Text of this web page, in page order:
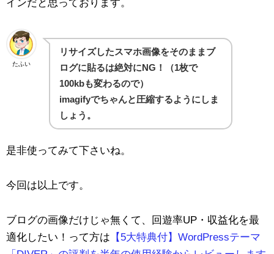
インだと思っております。
たふい
リサイズしたスマホ画像をそのままブ
ログに貼るは絶対にNG！（1枚で
100kbも変わるので）
imagifyでちゃんと圧縮するようにしま
しょう。
是非使ってみて下さいね。
今回は以上です。
ブログの画像だけじゃ無くて、回遊率UP・収益化を最
適化したい！って方は 【5大特典付】WordPressテーマ